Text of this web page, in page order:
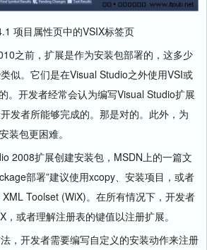
目属性页中的VSIX标签页
之前，扩展是作为安装包部署的，这多少
似。它们是在Visual Studio之外使用VSI或
。开发者经常会认为编写Visual Studio扩展
发者所能够完成的。那是对的。此外，为
装包更困难。
扩展创建安装包，MSDN上的一篇文
部署”建议使用xcopy、安装项目，或者
Toolset (WiX)。在所有情况下，开发者
或者理解注册表的键值以注册扩展。
开发者需要编写自定义的安装动作来注册